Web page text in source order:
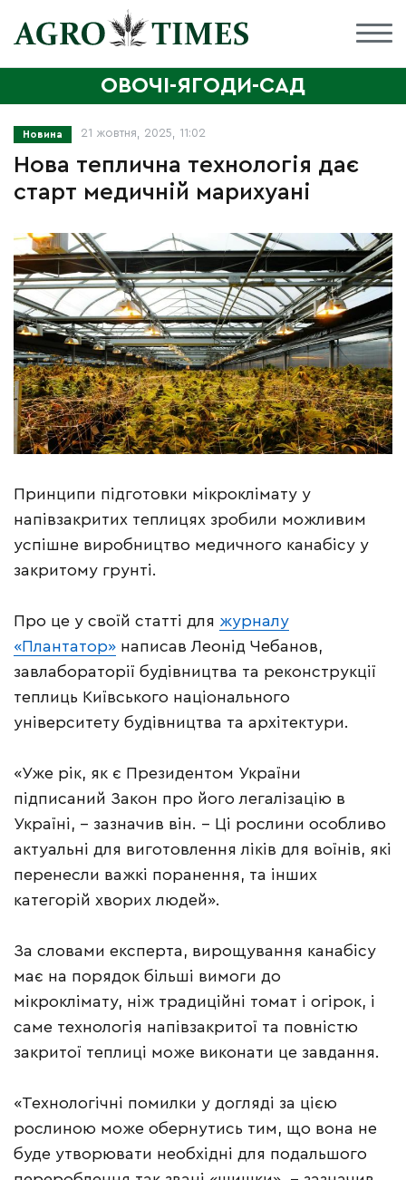
ОВОЧІ-ЯГОДИ-САД
Новина 21 жовтня, 2025, 11:02
Нова теплична технологія дає
старт медичній марихуані
Принципи підготовки мікроклімату у
напівзакритих теплицях зробили можливим
успішне виробництво медичного канабісу у
закритому грунті.
Про це у своїй статті для журналу
«Плантатор» написав Леонід Чебанов,
завлабораторії будівництва та реконструкції
теплиць Київського національного
університету будівництва та архітектури.
«Уже рік, як є Президентом України
підписаний Закон про його легалізацію в
Україні, – зазначив він. – Ці рослини особливо
актуальні для виготовлення ліків для воїнів, які
перенесли важкі поранення, та інших
категорій хворих людей».
За словами експерта, вирощування канабісу
має на порядок більші вимоги до
мікроклімату, ніж традиційні томат і огірок, і
саме технологія напівзакритої та повністю
закритої теплиці може виконати це завдання.
«Технологічні помилки у догляді за цією
рослиною може обернутись тим, що вона не
буде утворювати необхідні для подальшого